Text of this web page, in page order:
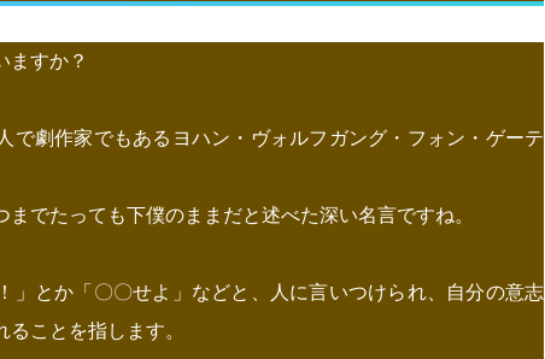
ますか？
で劇作家でもあるヨハン・ヴォルフガング・フォン・ゲーテ
でたっても下僕のままだと述べた深い名言ですね。
」とか「〇〇せよ」などと、人に言いつけられ、自分の意志
ことを指します。